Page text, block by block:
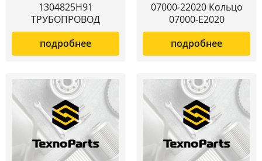
1304825H91
ТРУБОПРОВОД
подробнее
07000-22020 Кольцо
07000-E2020
подробнее